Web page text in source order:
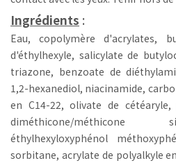
Ingrédients :
Eau, copolymère d'acrylates,
d'éthylhexyle, salicylate de
triazone, benzoate de
1,2-hexanediol, niacinamide,
en C14-22, olivate de
diméthicone/méthicone
éthylhexyloxyphénol
sorbitane, acrylate de polyalkyle